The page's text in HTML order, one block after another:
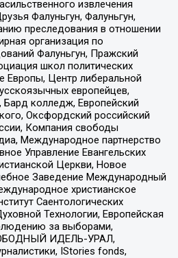
извлечения
Фалуньгун, Фалуньгун,
преследования в отношении
организация по
Фалуньгун, Пражский
школ политических
Европы, Центр либеральной
европейцев,
колледж, Европейский
Оксфордский российский
Компания свободы
Международное партнерство
Управление Евангельских
Церкви, Новое
Заведение Международный
христианское
Саентологических
Технологии, Европейская
за выборами,
ИДЕЛЬ-УРАЛ,
IStories fonds,